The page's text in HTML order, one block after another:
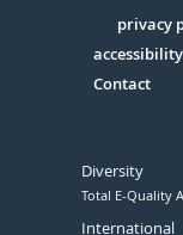
Serivce
privacy
Contact
Diversity
Total E-Quality
International